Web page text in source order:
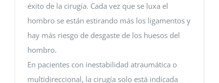
éxito de la cirugía. Cada vez que se luxa el
hombro se están estirando más los ligamentos y
hay más riesgo de desgaste de los huesos del
hombro.
En pacientes con inestabilidad atraumática o
multidireccional, la cirugía solo está indicada